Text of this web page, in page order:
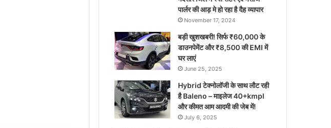
पार्लर की आड़ मे हो रहा है दैह व्यापार
November 17, 2024
बड़ी खुशखबरी! सिर्फ ₹60,000 के
डाउनपेमेंट और ₹8,500 की EMI में
घर लाएं
June 25, 2025
Hybrid टेक्नोलॉजी के साथ लौट रही
है Baleno – माइलेज 40+kmpl
और कीमत आम आदमी की जेब में!
July 6, 2025